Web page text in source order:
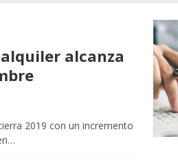
alcanza
2019 con un incremento